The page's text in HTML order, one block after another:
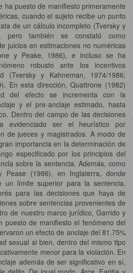
ha puesto de manifiesto primeramente
cuando el sujeto recibe un punto
de un cálculo incompleto (Tversky y
pero también se constató como
juicios en estimaciones no numéricas
y Peake, 1986), e incluso se ha
robusto ante los incentivos
(Tversky y Kahneman, 1974/1986;
En esta dirección, Quattrone (1982)
del efecto se incrementa con la
y el pre-anclaje estimado, hasta
Dentro del campo de las decisiones
evidenciado ser el heurístico por
de jueces y magistrados. A modo de
importancia en la determinación de
especificado por los principios del
sobre la sentencia. Además, como
Pease (1986), en Inglaterra, donde
un límite superior para la sentencia,
para las decisiones que haya de
sobre sentencias provenientes de
de nuestro marco jurídico, Garrido y
puesto de manifiesto el fenómeno del
un efecto de anclaje del 81.75%
sexual si bien, dentro del mismo tipo
menor para la violación. En
además de ser significativo en sí,